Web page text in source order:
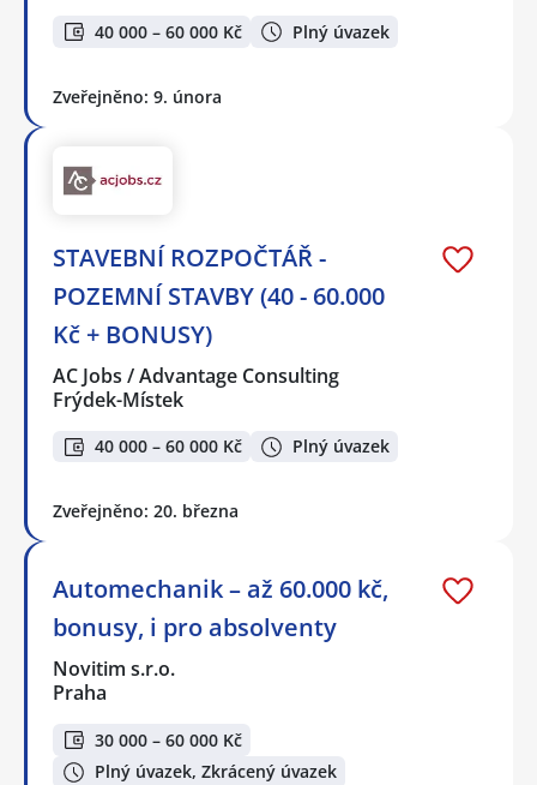
40 000 – 60 000 Kč Plný úvazek
Zveřejněno: 9. února
STAVEBNÍ ROZPOČTÁŘ -
POZEMNÍ STAVBY (40 - 60.000
Kč + BONUSY)
AC Jobs / Advantage Consulting
Frýdek-Místek
40 000 – 60 000 Kč Plný úvazek
Zveřejněno: 20. března
Automechanik – až 60.000 kč,
bonusy, i pro absolventy
Novitim s.r.o.
Praha
30 000 – 60 000 Kč
Plný úvazek, Zkrácený úvazek